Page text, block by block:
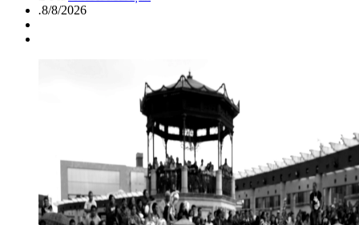
.8/8/2026